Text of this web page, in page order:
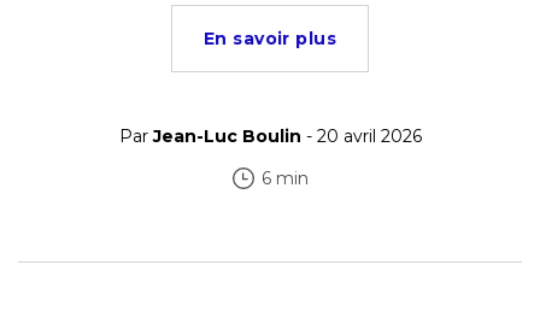
En savoir plus
ParJean-Luc Boulin - 20 avril 2026
6 min